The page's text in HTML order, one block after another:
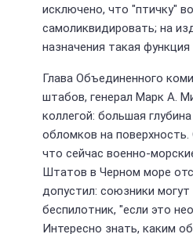
исключено, что "птичку"
самоликвидировать; на
назначения такая
Глава Объединенного
штабов, генерал Марк А.
коллегой: большая
обломков на
что сейчас военно-
Штатов в Черном море
допустил: союзники
беспилотник, "если это
Интересно знать, каким